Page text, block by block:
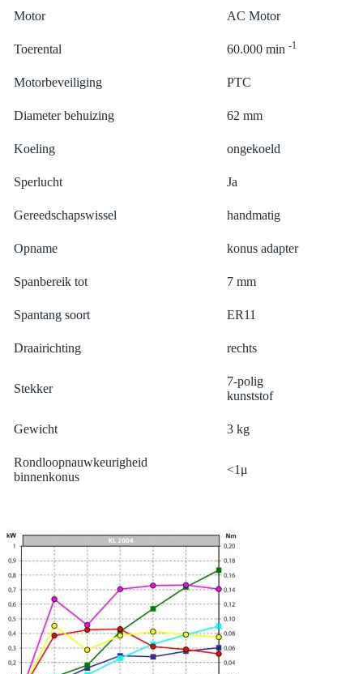
Motor AC Motor
Toerental 60.000 min -1
Motorbeveiliging PTC
Diameter behuizing 62 mm
Koeling ongekoeld
Sperlucht Ja
Gereedschapswissel handmatig
Opname konus adapter
Spanbereik tot 7 mm
Spantang soort ER11
Draairichting rechts
Stekker
7-polig
kunststof
Gewicht 3 kg
Rondloopnauwkeurigheid
binnenkonus
<1μ